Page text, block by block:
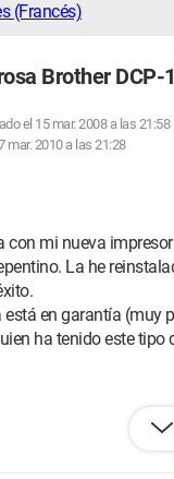
(Francés)
Brother DCP-
el 15 mar. 2008 a las 21:58
mar. 2010 a las 21:28
con mi nueva
La he
está en garantía (muy
ha tenido este tipo